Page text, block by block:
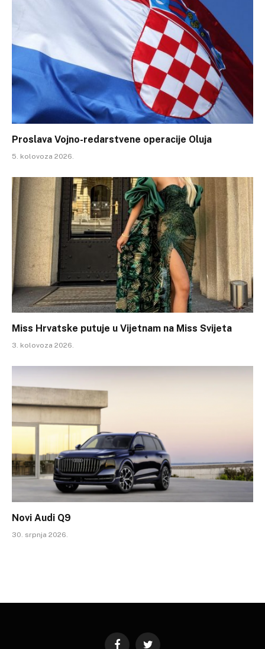
Proslava Vojno-redarstvene operacije Oluja
5. kolovoza 2026.
Miss Hrvatske putuje u Vijetnam na Miss Svijeta
3. kolovoza 2026.
Novi Audi Q9
30. srpnja 2026.